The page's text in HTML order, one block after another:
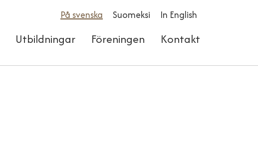
På svenska Suomeksi In English
Utbildningar Föreningen Kontakt